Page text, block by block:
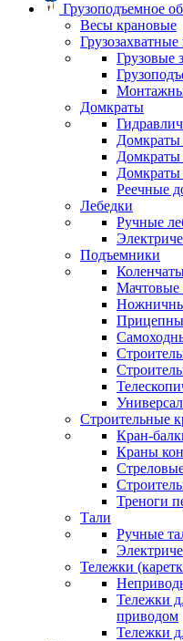
Грузоподъемное
Весы крановые
Грузовые
Домкраты
Домкраты
Домкраты
Домкраты
Реечные
Лебедки
Ручные
Подъемники
Мачтовые
Строительные
Кран-
Краны
Треноги
Тали
Ручные
Тележки
Тележки
приводом
Тележки